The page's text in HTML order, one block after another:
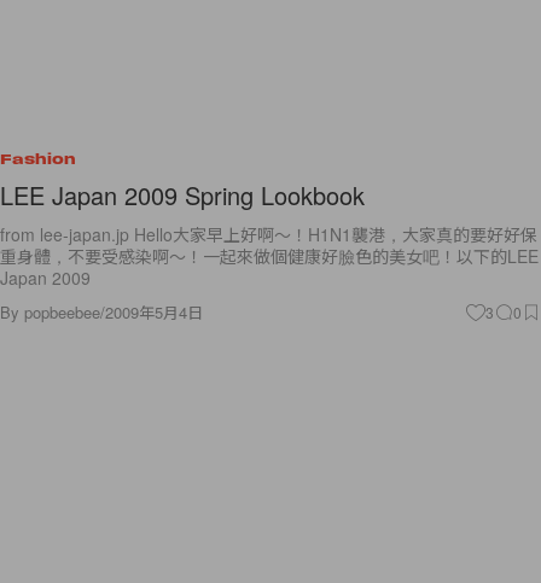
Fashion
LEE Japan 2009 Spring Lookbook
from lee-japan.jp Hello大家早上好啊～！H1N1襲港，大家真的要好好保
重身體，不要受感染啊～！一起來做個健康好臉色的美女吧！以下的LEE
Japan 2009
By popbeebee/2009年5月4日 3 0